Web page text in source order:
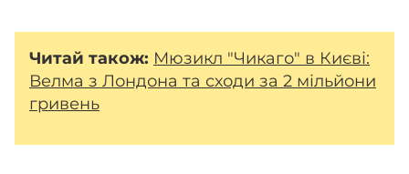
Читай також: Мюзикл "Чикаго" в Києві:
Велма з Лондона та сходи за 2 мільйони
гривень